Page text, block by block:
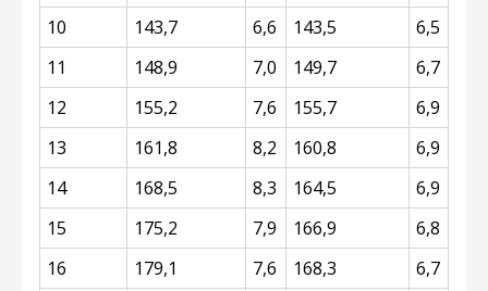
10
143,7 6,6 143,5
6,5
11
148,9 7,0 149,7
6,7
12
155,2 7,6 155,7
6,9
13
161,8 8,2 160,8
6,9
14
168,5 8,3 164,5
6,9
15
175,2 7,9 166,9
6,8
16
179,1 7,6 168,3
6,7